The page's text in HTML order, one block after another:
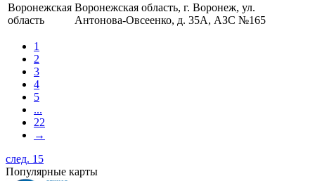
Воронежская
область
Воронежская область, г. Воронеж, ул.
Антонова-Овсеенко, д. 35А, АЗС №165
1
2
3
4
5
...
22
→
след. 15
Популярные карты